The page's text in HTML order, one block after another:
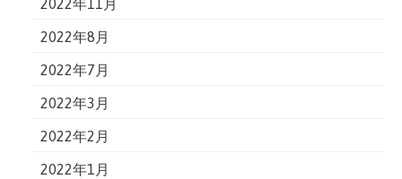
2022年11月
2022年8月
2022年7月
2022年3月
2022年2月
2022年1月